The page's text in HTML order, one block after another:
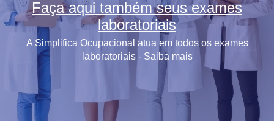
Faça aqui também seus exames
laboratoriais
A Simplifica Ocupacional atua em todos os exames
laboratoriais - Saiba mais